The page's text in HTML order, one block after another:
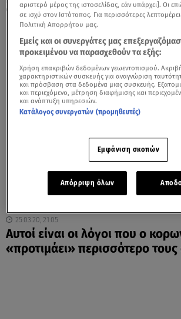
20.08.21, 12:01
Κορωνοϊός: Υψηλότερος ο
μόλυνσης σε εφήβους και
25.03.20, 21:05
Αυτοί είναι οι λόγοι που ο
«προτιμάει» περισσότερο
αριστερό μέρος της ιστοσελίδας, εάν υπάρχει]. Οι
σε ισχύ στον Ιστότοπος. Για περισσότερες
Πολιτική Απορρήτου μας.
Εμείς και οι συνεργάτες μας
προκειμένου να παρασχεθούν τα εξής:
Χρήση επακριβών δεδομένων γεωεντοπισμού.
χαρακτηριστικών συσκευής για αναγνώριση
και πρόσβαση στα δεδομένα μιας συσκευής.
και περιεχόμενο, μέτρηση διαφήμισης και
και ανάπτυξη υπηρεσιών.
Κατάλογος συνεργατών (προμηθευτές)
Εμφάνιση σκοπών
Απόρριψη όλων